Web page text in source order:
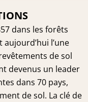
dans les forêts
aujourd’hui l’une
de sol
devenus un leader
dans 70 pays,
de sol. La clé de